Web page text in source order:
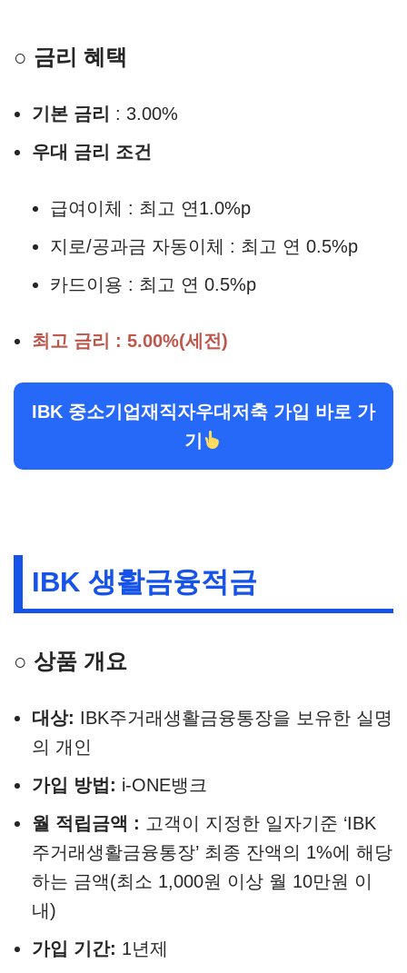
○ 금리 혜택
기본 금리 : 3.00%
우대 금리 조건
급여이체 : 최고 연1.0%p
지로/공과금 자동이체 : 최고 연 0.5%p
카드이용 : 최고 연 0.5%p
최고 금리 : 5.00%(세전)
IBK 중소기업재직자우대저축 가입 바로 가
기
IBK 생활금융적금
○ 상품 개요
대상: IBK주거래생활금융통장을 보유한 실명
의 개인
가입 방법: i-ONE뱅크
월 적립금액 : 고객이 지정한 일자기준 ‘IBK
주거래생활금융통장’ 최종 잔액의 1%에 해당
하는 금액(최소 1,000원 이상 월 10만원 이
내)
가입 기간: 1년제